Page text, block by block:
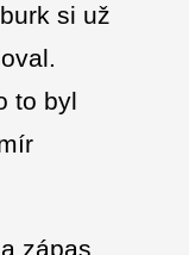
si už
to byl
zápas